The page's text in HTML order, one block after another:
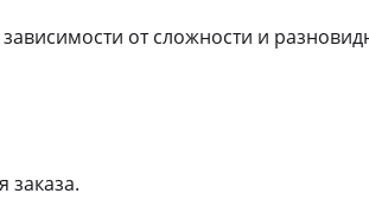
от сложности и
заказа.